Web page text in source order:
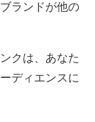
ランドが他の
クは、あなた
ディエンスに